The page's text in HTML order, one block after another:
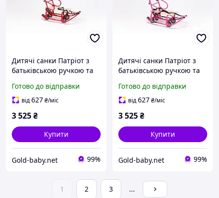
Дитячі санки Патріот з
батьківською ручкою та
колісних шасі червоні
Готово до відправки
від627₴/міс
3 525₴
Купити
Gold-baby.net 99%
Дитячі санки Патріот з
батьківською ручкою та
колісних шасі рожеві
Готово до відправки
від627₴/міс
3 525₴
Купити
Gold-baby.net 99%
1 2 3 ...